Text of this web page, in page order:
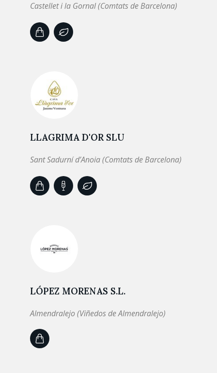
Castellet i la Gornal (Comtats de Barcelona)
LLAGRIMA D'OR SLU
Sant Sadurní d’Anoia (Comtats de Barcelona)
LÓPEZ MORENAS S.L.
Almendralejo (Viñedos de Almendralejo)